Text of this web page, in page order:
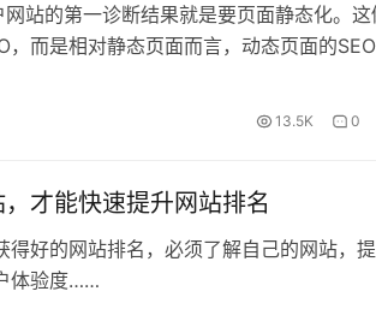
站的第一诊断结果就是要页面静态化。这
而是相对静态页面而言，动态页面的SEO
态页面并没有特殊的好恶，只是很多动态页
而静态页面更容易收录而已。 此外，页面
13.5K 0
才能快速提升网站排名
好的网站排名，必须了解自己的网站，
体验度……